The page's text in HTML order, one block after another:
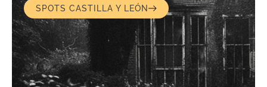
SPOTS CASTILLA Y LEÓN